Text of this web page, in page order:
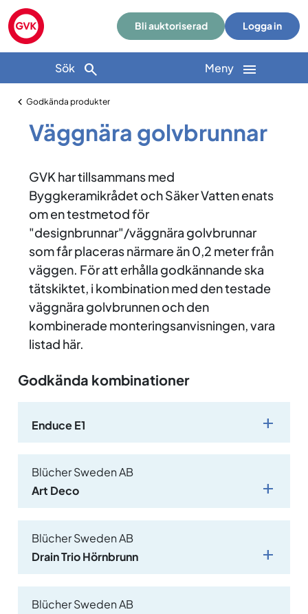
Bli auktoriserad Logga in
Sök Meny
Godkända produkter
Väggnära golvbrunnar
GVK har tillsammans med
Byggkeramikrådet och Säker Vatten enats
om en testmetod för
"designbrunnar"/väggnära golvbrunnar
som får placeras närmare än 0,2 meter från
väggen. För att erhålla godkännande ska
tätskiktet, i kombination med den testade
väggnära golvbrunnen och den
kombinerade monteringsanvisningen, vara
listad här.
Godkända kombinationer
Enduce E1
Blücher Sweden AB
Art Deco
Blücher Sweden AB
Drain Trio Hörnbrunn
Blücher Sweden AB